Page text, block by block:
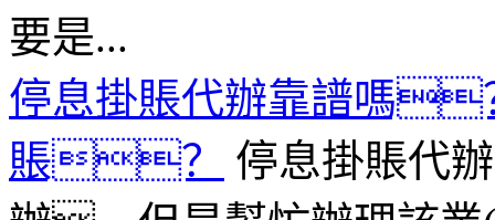
要是...
停息掛賬代辦靠譜嗎
賬？
停息掛賬代